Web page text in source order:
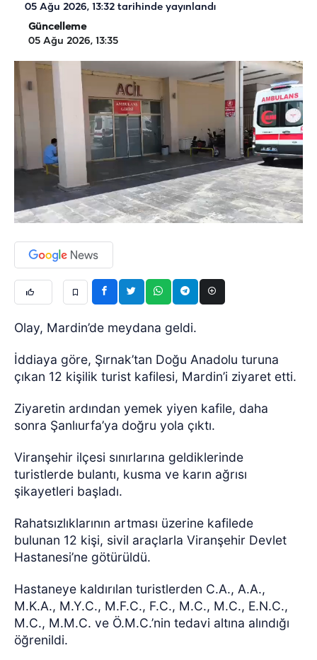
05 Ağu 2026, 13:32 tarihinde yayınlandı
Güncelleme
05 Ağu 2026, 13:35
Olay, Mardin’de meydana geldi.
İddiaya göre, Şırnak’tan Doğu Anadolu turuna
çıkan 12 kişilik turist kafilesi, Mardin’i ziyaret etti.
Ziyaretin ardından yemek yiyen kafile, daha
sonra Şanlıurfa’ya doğru yola çıktı.
Viranşehir ilçesi sınırlarına geldiklerinde
turistlerde bulantı, kusma ve karın ağrısı
şikayetleri başladı.
Rahatsızlıklarının artması üzerine kafilede
bulunan 12 kişi, sivil araçlarla Viranşehir Devlet
Hastanesi’ne götürüldü.
Hastaneye kaldırılan turistlerden C.A., A.A.,
M.K.A., M.Y.C., M.F.C., F.C., M.C., M.C., E.N.C.,
M.C., M.M.C. ve Ö.M.C.’nin tedavi altına alındığı
öğrenildi.